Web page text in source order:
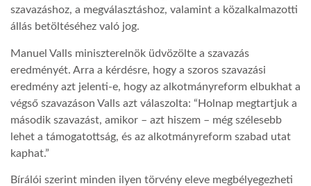
szavazáshoz, a megválasztáshoz, valamint a közalkalmazotti
állás betöltéséhez való jog.
Manuel Valls miniszterelnök üdvözölte a szavazás
eredményét. Arra a kérdésre, hogy a szoros szavazási
eredmény azt jelenti-e, hogy az alkotmányreform elbukhat a
végső szavazáson Valls azt válaszolta: “Holnap megtartjuk a
második szavazást, amikor – azt hiszem – még szélesebb
lehet a támogatottság, és az alkotmányreform szabad utat
kaphat.”
Bírálói szerint minden ilyen törvény eleve megbélyegezheti